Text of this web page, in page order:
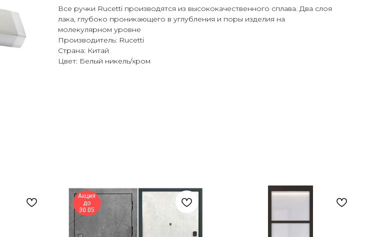
Все ручки Rucetti производятся из высококачественного сплава. Два слоя
лака, глубоко проникающего в углубления и поры изделия на
молекулярном уровне
Производитель: Rucetti
Страна: Китай
Цвет: Белый никель/хром
Акция
до
30.05